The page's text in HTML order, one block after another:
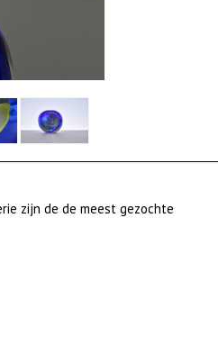
zijn de de meest gezochte